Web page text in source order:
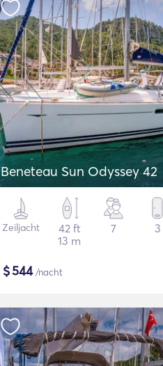
Beneteau Sun Odyssey 42
Zeiljacht
42 ft
13 m
7 3
$544/nacht